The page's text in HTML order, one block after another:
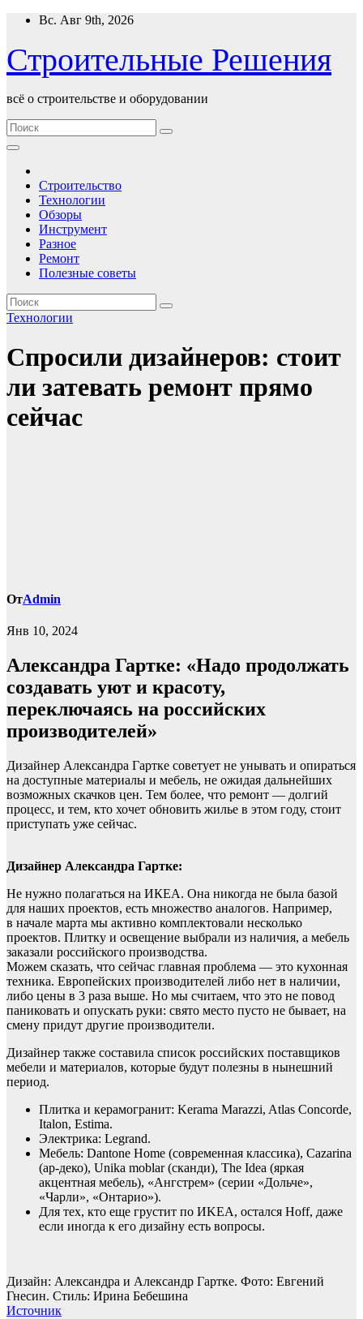
Перейти
содержимому
Вс. Авг 9th, 2026
Строительные Решения
всё о строительстве и оборудовании
Строительство
Технологии
Обзоры
Инструмент
Разное
Ремонт
Полезные советы
Технологии
Спросили дизайнеров: стоит
ли затевать ремонт прямо
сейчас
ОтAdmin
Янв 10, 2024
Александра Гартке: «Надо продолжать
создавать уют и красоту,
переключаясь на российских
производителей»
Дизайнер Александра Гартке советует не унывать и опираться
на доступные материалы и мебель, не ожидая дальнейших
возможных скачков цен. Тем более, что ремонт — долгий
процесс, и тем, кто хочет обновить жилье в этом году, стоит
приступать уже сейчас.
Дизайнер Александра Гартке:
Не нужно полагаться на ИКЕА. Она никогда не была базой
для наших проектов, есть множество аналогов. Например,
в начале марта мы активно комплектовали несколько
проектов. Плитку и освещение выбрали из наличия, а мебель
заказали российского производства.
Можем сказать, что сейчас главная проблема — это кухонная
техника. Европейских производителей либо нет в наличии,
либо цены в 3 раза выше. Но мы считаем, что это не повод
паниковать и опускать руки: свято место пусто не бывает, на
смену придут другие производители.
Дизайнер также составила список российских поставщиков
мебели и материалов, которые будут полезны в нынешний
период.
Плитка и керамогранит: Kerama Marazzi, Atlas Concorde,
Italon, Estima.
Электрика: Legrand.
Мебель: Dantone Home (современная классика), Cazarina
(ар-деко), Unika moblar (сканди), The Idea (яркая
акцентная мебель), «Ангстрем» (серии «Дольче»,
«Чарли», «Онтарио»).
Для тех, кто еще грустит по ИKEA, остался Hoff, даже
если иногда к его дизайну есть вопросы.
Дизайн: Александра и Александр Гартке. Фото: Евгений
Гнесин. Стиль: Ирина Бебешина
Источник